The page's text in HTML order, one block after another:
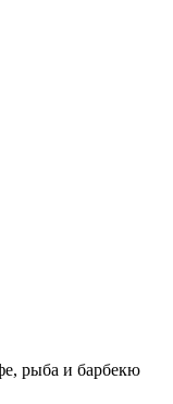
рыба и барбекю